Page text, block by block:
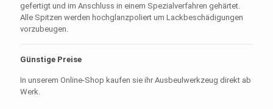
gefertigt und im Anschluss in einem Spezialverfahren gehärtet.
Alle Spitzen werden hochglanzpoliert um Lackbeschädigungen
vorzubeugen.
Günstige Preise
In unserem Online-Shop kaufen sie ihr Ausbeulwerkzeug direkt ab
Werk.